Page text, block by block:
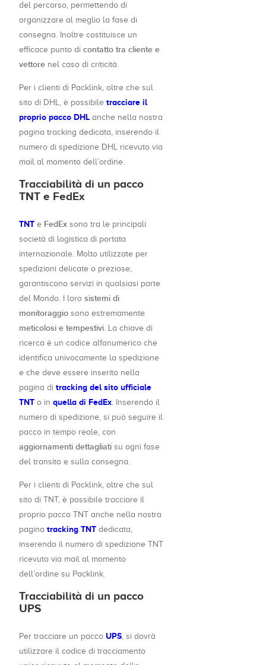
del percorso, permettendo di
organizzare al meglio la fase di
consegna. Inoltre costituisce un
efficace punto di contatto tra cliente e
vettore nel caso di criticità.
Per i clienti di Packlink, oltre che sul
sito di DHL, è possibile tracciare il
proprio pacco DHL anche nella nostra
pagina tracking dedicata, inserendo il
numero di spedizione DHL ricevuto via
mail al momento dell’ordine.
Tracciabilità di un pacco
TNT e FedEx
TNT e FedEx sono tra le principali
società di logistica di portata
internazionale. Molto utilizzate per
spedizioni delicate o preziose,
garantiscono servizi in qualsiasi parte
del Mondo. I loro sistemi di
monitoraggio sono estremamente
meticolosi e tempestivi. La chiave di
ricerca è un codice alfanumerico che
identifica univocamente la spedizione
e che deve essere inserito nella
pagina di tracking del sito ufficiale
TNT o in quella di FedEx. Inserendo il
numero di spedizione, si può seguire il
pacco in tempo reale, con
aggiornamenti dettagliati su ogni fase
del transito e sulla consegna.
Per i clienti di Packlink, oltre che sul
sito di TNT, è possibile tracciare il
proprio pacco TNT anche nella nostra
pagina tracking TNT dedicata,
inserendo il numero di spedizione TNT
ricevuto via mail al momento
dell’ordine su Packlink.
Tracciabilità di un pacco
UPS
Per tracciare un pacco UPS, si dovrà
utilizzare il codice di tracciamento